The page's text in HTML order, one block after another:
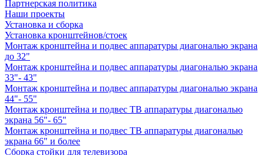
Партнерская политика
Наши проекты
Установка и сборка
Установка кронштейнов/стоек
Монтаж кронштейна и подвес аппаратуры диагональю экрана
до 32"
Монтаж кронштейна и подвес аппаратуры диагональю экрана
33"- 43"
Монтаж кронштейна и подвес аппаратуры диагональю экрана
44"- 55"
Монтаж кронштейна и подвес ТВ аппаратуры диагональю
экрана 56"- 65"
Монтаж кронштейна и подвес ТВ аппаратуры диагональю
экрана 66" и более
Сборка стойки для телевизора